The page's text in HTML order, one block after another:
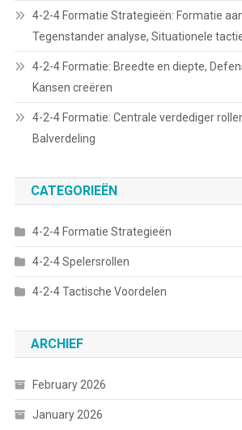
4-2-4 Formatie Strategieën: Formatie
Tegenstander analyse, Situationele
4-2-4 Formatie: Breedte en diepte,
Kansen creëren
4-2-4 Formatie: Centrale verdediger
Balverdeling
CATEGORIEËN
4-2-4 Formatie Strategieën
4-2-4 Spelersrollen
4-2-4 Tactische Voordelen
ARCHIEF
February 2026
January 2026